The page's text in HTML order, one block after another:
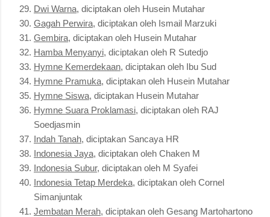
Dwi Warna, diciptakan oleh Husein Mutahar
Gagah Perwira, diciptakan oleh Ismail Marzuki
Gembira, diciptakan oleh Husein Mutahar
Hamba Menyanyi, diciptakan oleh R Sutedjo
Hymne Kemerdekaan, diciptakan oleh Ibu Sud
Hymne Pramuka, diciptakan oleh Husein Mutahar
Hymne Siswa, diciptakan Husein Mutahar
Hymne Suara Proklamasi, diciptakan oleh RAJ
Soedjasmin
Indah Tanah, diciptakan Sancaya HR
Indonesia Jaya, diciptakan oleh Chaken M
Indonesia Subur, diciptakan oleh M Syafei
Indonesia Tetap Merdeka, diciptakan oleh Cornel
Simanjuntak
Jembatan Merah, diciptakan oleh Gesang Martohartono